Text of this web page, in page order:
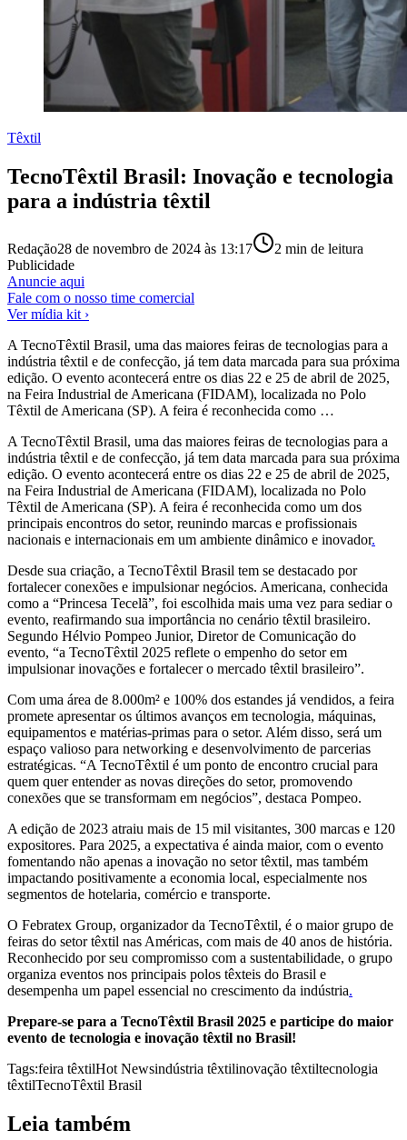
Têxtil
TecnoTêxtil Brasil: Inovação e tecnologia
para a indústria têxtil
Redação28 de novembro de 2024 às 13:17 2 min de leitura
Publicidade
Anuncie aqui
Fale com o nosso time comercial
Ver mídia kit ›
A TecnoTêxtil Brasil, uma das maiores feiras de tecnologias para a
indústria têxtil e de confecção, já tem data marcada para sua próxima
edição. O evento acontecerá entre os dias 22 e 25 de abril de 2025,
na Feira Industrial de Americana (FIDAM), localizada no Polo
Têxtil de Americana (SP). A feira é reconhecida como …
A TecnoTêxtil Brasil, uma das maiores feiras de tecnologias para a
indústria têxtil e de confecção, já tem data marcada para sua próxima
edição. O evento acontecerá entre os dias 22 e 25 de abril de 2025,
na Feira Industrial de Americana (FIDAM), localizada no Polo
Têxtil de Americana (SP). A feira é reconhecida como um dos
principais encontros do setor, reunindo marcas e profissionais
nacionais e internacionais em um ambiente dinâmico e inovador.
Desde sua criação, a TecnoTêxtil Brasil tem se destacado por
fortalecer conexões e impulsionar negócios. Americana, conhecida
como a “Princesa Tecelã”, foi escolhida mais uma vez para sediar o
evento, reafirmando sua importância no cenário têxtil brasileiro.
Segundo Hélvio Pompeo Junior, Diretor de Comunicação do
evento, “a TecnoTêxtil 2025 reflete o empenho do setor em
impulsionar inovações e fortalecer o mercado têxtil brasileiro”.
Com uma área de 8.000m² e 100% dos estandes já vendidos, a feira
promete apresentar os últimos avanços em tecnologia, máquinas,
equipamentos e matérias-primas para o setor. Além disso, será um
espaço valioso para networking e desenvolvimento de parcerias
estratégicas. “A TecnoTêxtil é um ponto de encontro crucial para
quem quer entender as novas direções do setor, promovendo
conexões que se transformam em negócios”, destaca Pompeo.
A edição de 2023 atraiu mais de 15 mil visitantes, 300 marcas e 120
expositores. Para 2025, a expectativa é ainda maior, com o evento
fomentando não apenas a inovação no setor têxtil, mas também
impactando positivamente a economia local, especialmente nos
segmentos de hotelaria, comércio e transporte.
O Febratex Group, organizador da TecnoTêxtil, é o maior grupo de
feiras do setor têxtil nas Américas, com mais de 40 anos de história.
Reconhecido por seu compromisso com a sustentabilidade, o grupo
organiza eventos nos principais polos têxteis do Brasil e
desempenha um papel essencial no crescimento da indústria.
Prepare-se para a TecnoTêxtil Brasil 2025 e participe do maior
evento de tecnologia e inovação têxtil no Brasil!
Tags:feira têxtilHot Newsindústria têxtilinovação têxtiltecnologia
têxtilTecnoTêxtil Brasil
Leia também